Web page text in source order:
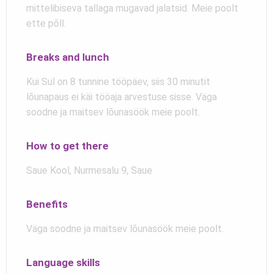
mittelibiseva tallaga mugavad jalatsid. Meie poolt
ette põll.
Breaks and lunch
Kui Sul on 8 tunnine tööpäev, siis 30 minutit
lõunapaus ei käi tööaja arvestuse sisse. Väga
soodne ja maitsev lõunasöök meie poolt.
How to get there
Saue Kool, Nurmesalu 9, Saue
Benefits
Väga soodne ja maitsev lõunasöök meie poolt.
Language skills